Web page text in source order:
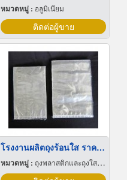
หมวดหมู่ : อลูมิเนียม
ติดต่อผู้ขาย
โรงงานผลิตถุงร้อนใส ราคาส่ง
หมวดหมู่ : ถุงพลาสติกและถุงใสโปร่ง